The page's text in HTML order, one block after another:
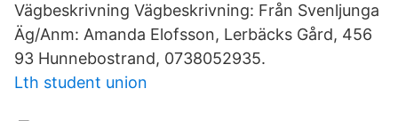
Vägbeskrivning Vägbeskrivning: Från Svenljunga
Äg/Anm: Amanda Elofsson, Lerbäcks Gård, 456
93 Hunnebostrand, 0738052935.
Lth student union